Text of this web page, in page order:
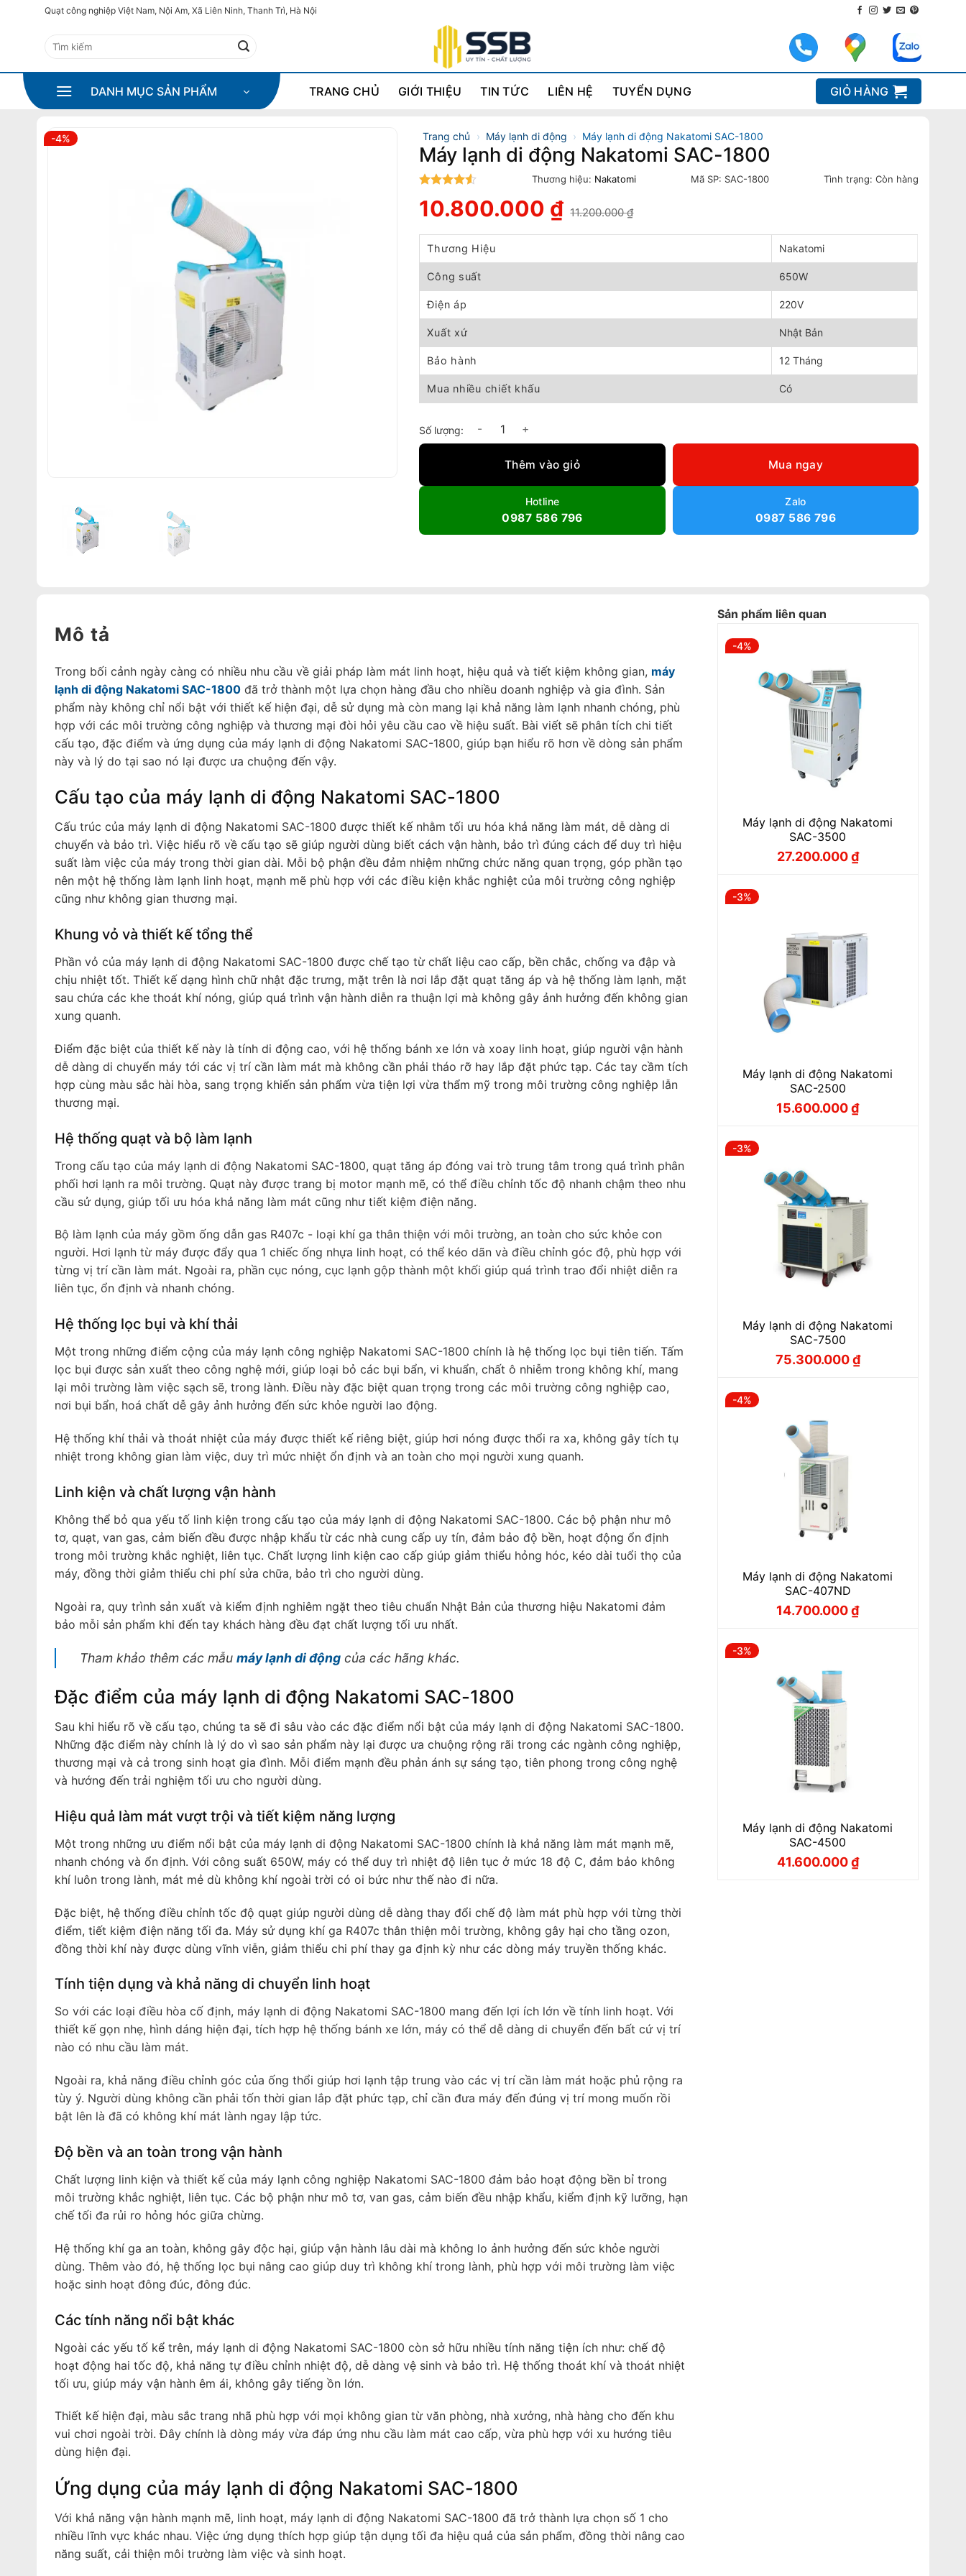
Quạt công nghiệp Việt Nam, Nội Am, Xã Liên Ninh, Thanh Trì, Hà Nội
Tìm
DANH MỤC SẢN PHẨM TRANG CHỦ GIỚI THIỆU TIN TỨC LIÊN HỆ TUYỂN DỤNG GIỎ HÀNG
-4% Trang chủ › Máy lạnh di động › Máy lạnh di động Nakatomi SAC-1800
Máy lạnh di động Nakatomi SAC-1800
4.5
Thương hiệu: Nakatomi Mã SP: SAC-1800 Tình trạng:Còn hàng
11.200.000₫
gốc
là:
11.200.000 ₫.
10.800.000 ₫
hiện
tại
10.800.000 ₫.
Thương Hiệu Nakatomi
Công suất 650W
Điện áp 220V
Xuất xứ Nhật Bản
Bảo hành 12 Tháng
Mua nhiều chiết khấu Có
Máy lạnh di động Nakatomi SAC-1800 số lượng
Thêm vào giỏ Mua ngay
Hotline
0987 586 796
Zalo
0987 586 796
Mô tả
Trong bối cảnh ngày càng có nhiều nhu cầu về giải pháp làm mát linh hoạt, hiệu quả và tiết kiệm không gian, máy
lạnh di động Nakatomi SAC-1800đã trở thành một lựa chọn hàng đầu cho nhiều doanh nghiệp và gia đình. Sản
phẩm này không chỉ nổi bật với thiết kế hiện đại, dễ sử dụng mà còn mang lại khả năng làm lạnh nhanh chóng, phù
hợp với các môi trường công nghiệp và thương mại đòi hỏi yêu cầu cao về hiệu suất. Bài viết sẽ phân tích chi tiết
cấu tạo, đặc điểm và ứng dụng của máy lạnh di động Nakatomi SAC-1800, giúp bạn hiểu rõ hơn về dòng sản phẩm
này và lý do tại sao nó lại được ưa chuộng đến vậy.
Cấu tạo của máy lạnh di động Nakatomi SAC-1800
Cấu trúc của máy lạnh di động Nakatomi SAC-1800 được thiết kế nhằm tối ưu hóa khả năng làm mát, dễ dàng di
chuyển và bảo trì. Việc hiểu rõ về cấu tạo sẽ giúp người dùng biết cách vận hành, bảo trì đúng cách để duy trì hiệu
suất làm việc của máy trong thời gian dài. Mỗi bộ phận đều đảm nhiệm những chức năng quan trọng, góp phần tạo
nên một hệ thống làm lạnh linh hoạt, mạnh mẽ phù hợp với các điều kiện khắc nghiệt của môi trường công nghiệp
cũng như không gian thương mại.
Khung vỏ và thiết kế tổng thể
Phần vỏ của máy lạnh di động Nakatomi SAC-1800 được chế tạo từ chất liệu cao cấp, bền chắc, chống va đập và
chịu nhiệt tốt. Thiết kế dạng hình chữ nhật đặc trưng, mặt trên là nơi lắp đặt quạt tăng áp và hệ thống làm lạnh, mặt
sau chứa các khe thoát khí nóng, giúp quá trình vận hành diễn ra thuận lợi mà không gây ảnh hưởng đến không gian
xung quanh.
Điểm đặc biệt của thiết kế này là tính di động cao, với hệ thống bánh xe lớn và xoay linh hoạt, giúp người vận hành
dễ dàng di chuyển máy tới các vị trí cần làm mát mà không cần phải tháo rỡ hay lắp đặt phức tạp. Các tay cầm tích
hợp cùng màu sắc hài hòa, sang trọng khiến sản phẩm vừa tiện lợi vừa thẩm mỹ trong môi trường công nghiệp lẫn
thương mại.
Hệ thống quạt và bộ làm lạnh
Trong cấu tạo của máy lạnh di động Nakatomi SAC-1800, quạt tăng áp đóng vai trò trung tâm trong quá trình phân
phối hơi lạnh ra môi trường. Quạt này được trang bị motor mạnh mẽ, có thể điều chỉnh tốc độ nhanh chậm theo nhu
cầu sử dụng, giúp tối ưu hóa khả năng làm mát cũng như tiết kiệm điện năng.
Bộ làm lạnh của máy gồm ống dẫn gas R407c - loại khí ga thân thiện với môi trường, an toàn cho sức khỏe con
người. Hơi lạnh từ máy được đẩy qua 1 chiếc ống nhựa linh hoạt, có thể kéo dãn và điều chỉnh góc độ, phù hợp với
từng vị trí cần làm mát. Ngoài ra, phần cục nóng, cục lạnh gộp thành một khối giúp quá trình trao đổi nhiệt diễn ra
liên tục, ổn định và nhanh chóng.
Hệ thống lọc bụi và khí thải
Một trong những điểm cộng của máy lạnh công nghiệp Nakatomi SAC-1800 chính là hệ thống lọc bụi tiên tiến. Tấm
lọc bụi được sản xuất theo công nghệ mới, giúp loại bỏ các bụi bẩn, vi khuẩn, chất ô nhiễm trong không khí, mang
lại môi trường làm việc sạch sẽ, trong lành. Điều này đặc biệt quan trọng trong các môi trường công nghiệp cao,
nơi bụi bẩn, hoá chất dễ gây ảnh hưởng đến sức khỏe người lao động.
Hệ thống khí thải và thoát nhiệt của máy được thiết kế riêng biệt, giúp hơi nóng được thổi ra xa, không gây tích tụ
nhiệt trong không gian làm việc, duy trì mức nhiệt ổn định và an toàn cho mọi người xung quanh.
Linh kiện và chất lượng vận hành
Không thể bỏ qua yếu tố linh kiện trong cấu tạo của máy lạnh di động Nakatomi SAC-1800. Các bộ phận như mô
tơ, quạt, van gas, cảm biến đều được nhập khẩu từ các nhà cung cấp uy tín, đảm bảo độ bền, hoạt động ổn định
trong môi trường khắc nghiệt, liên tục. Chất lượng linh kiện cao cấp giúp giảm thiểu hỏng hóc, kéo dài tuổi thọ của
máy, đồng thời giảm thiểu chi phí sửa chữa, bảo trì cho người dùng.
Ngoài ra, quy trình sản xuất và kiểm định nghiêm ngặt theo tiêu chuẩn Nhật Bản của thương hiệu Nakatomi đảm
bảo mỗi sản phẩm khi đến tay khách hàng đều đạt chất lượng tối ưu nhất.
Tham khảo thêm các mẫu máy lạnh di độngcủa các hãng khác.
Đặc điểm của máy lạnh di động Nakatomi SAC-1800
Sau khi hiểu rõ về cấu tạo, chúng ta sẽ đi sâu vào các đặc điểm nổi bật của máy lạnh di động Nakatomi SAC-1800.
Những đặc điểm này chính là lý do vì sao sản phẩm này lại được ưa chuộng rộng rãi trong các ngành công nghiệp,
thương mại và cả trong sinh hoạt gia đình. Mỗi điểm mạnh đều phản ánh sự sáng tạo, tiên phong trong công nghệ
và hướng đến trải nghiệm tối ưu cho người dùng.
Hiệu quả làm mát vượt trội và tiết kiệm năng lượng
Một trong những ưu điểm nổi bật của máy lạnh di động Nakatomi SAC-1800 chính là khả năng làm mát mạnh mẽ,
nhanh chóng và ổn định. Với công suất 650W, máy có thể duy trì nhiệt độ liên tục ở mức 18 độ C, đảm bảo không
khí luôn trong lành, mát mẻ dù không khí ngoài trời có oi bức như thế nào đi nữa.
Đặc biệt, hệ thống điều chỉnh tốc độ quạt giúp người dùng dễ dàng thay đổi chế độ làm mát phù hợp với từng thời
điểm, tiết kiệm điện năng tối đa. Máy sử dụng khí ga R407c thân thiện môi trường, không gây hại cho tầng ozon,
đồng thời khí này được dùng vĩnh viễn, giảm thiểu chi phí thay ga định kỳ như các dòng máy truyền thống khác.
Tính tiện dụng và khả năng di chuyển linh hoạt
So với các loại điều hòa cố định, máy lạnh di động Nakatomi SAC-1800 mang đến lợi ích lớn về tính linh hoạt. Với
thiết kế gọn nhẹ, hình dáng hiện đại, tích hợp hệ thống bánh xe lớn, máy có thể dễ dàng di chuyển đến bất cứ vị trí
nào có nhu cầu làm mát.
Ngoài ra, khả năng điều chỉnh góc của ống thổi giúp hơi lạnh tập trung vào các vị trí cần làm mát hoặc phủ rộng ra
tùy ý. Người dùng không cần phải tốn thời gian lắp đặt phức tạp, chỉ cần đưa máy đến đúng vị trí mong muốn rồi
bật lên là đã có không khí mát lành ngay lập tức.
Độ bền và an toàn trong vận hành
Chất lượng linh kiện và thiết kế của máy lạnh công nghiệp Nakatomi SAC-1800 đảm bảo hoạt động bền bỉ trong
môi trường khắc nghiệt, liên tục. Các bộ phận như mô tơ, van gas, cảm biến đều nhập khẩu, kiểm định kỹ lưỡng, hạn
chế tối đa rủi ro hỏng hóc giữa chừng.
Hệ thống khí ga an toàn, không gây độc hại, giúp vận hành lâu dài mà không lo ảnh hưởng đến sức khỏe người
dùng. Thêm vào đó, hệ thống lọc bụi nâng cao giúp duy trì không khí trong lành, phù hợp với môi trường làm việc
hoặc sinh hoạt đông đúc, đông đúc.
Các tính năng nổi bật khác
Ngoài các yếu tố kể trên, máy lạnh di động Nakatomi SAC-1800 còn sở hữu nhiều tính năng tiện ích như: chế độ
hoạt động hai tốc độ, khả năng tự điều chỉnh nhiệt độ, dễ dàng vệ sinh và bảo trì. Hệ thống thoát khí và thoát nhiệt
tối ưu, giúp máy vận hành êm ái, không gây tiếng ồn lớn.
Thiết kế hiện đại, màu sắc trang nhã phù hợp với mọi không gian từ văn phòng, nhà xưởng, nhà hàng cho đến khu
vui chơi ngoài trời. Đây chính là dòng máy vừa đáp ứng nhu cầu làm mát cao cấp, vừa phù hợp với xu hướng tiêu
dùng hiện đại.
Ứng dụng của máy lạnh di động Nakatomi SAC-1800
Với khả năng vận hành mạnh mẽ, linh hoạt, máy lạnh di động Nakatomi SAC-1800 đã trở thành lựa chọn số 1 cho
nhiều lĩnh vực khác nhau. Việc ứng dụng thích hợp giúp tận dụng tối đa hiệu quả của sản phẩm, đồng thời nâng cao
năng suất, cải thiện môi trường làm việc và sinh hoạt.
Sản phẩm liên quan
-4%
Máy lạnh di động Nakatomi
SAC-3500
Giá
27.200.000₫
Giá
-3%
Máy lạnh di động Nakatomi
SAC-2500
Giá
15.600.000₫
Giá
-3%
Máy lạnh di động Nakatomi
SAC-7500
Giá
75.300.000₫
Giá
-4%
Máy lạnh di động Nakatomi
SAC-407ND
Giá
14.700.000₫
Giá
-3%
Máy lạnh di động Nakatomi
SAC-4500
Giá
41.600.000₫
Giá